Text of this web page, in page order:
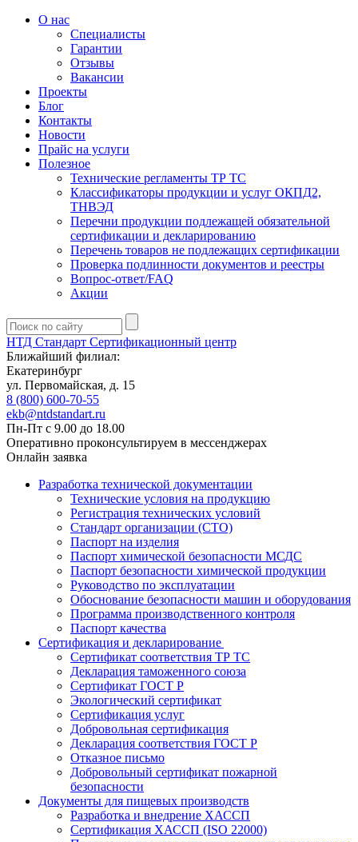
О нас
Специалисты
Гарантии
Отзывы
Вакансии
Проекты
Блог
Контакты
Новости
Прайс на услуги
Полезное
Технические регламенты ТР ТС
Классификаторы продукции и услуг ОКПД2,
ТНВЭД
Перечни продукции подлежащей обязательной
сертификации и декларированию
Перечень товаров не подлежащих сертификации
Проверка подлинности документов и реестры
Вопрос-ответ/FAQ
Акции
НТД Стандарт Сертификационный центр
Ближайший филиал:
Екатеринбург
ул. Первомайская, д. 15
8 (800) 600-70-55
ekb@ntdstandart.ru
Пн-Пт с 9.00 до 18.00
Оперативно проконсультируем в мессенджерах
Онлайн заявка
Разработка технической документации
Технические условия на продукцию
Регистрация технических условий
Стандарт организации (СТО)
Паспорт на изделия
Паспорт химической безопасности МСДС
Паспорт безопасности химической продукции
Руководство по эксплуатации
Обоснование безопасности машин и оборудования
Программа производственного контроля
Паспорт качества
Сертификация и декларирование
Сертификат соответствия ТР ТС
Декларация таможенного союза
Сертификат ГОСТ Р
Экологический сертификат
Сертификация услуг
Добровольная сертификация
Декларация соответствия ГОСТ Р
Отказное письмо
Добровольный сертификат пожарной
безопасности
Документы для пищевых производств
Разработка и внедрение ХАССП
Сертификация ХАССП (ISO 22000)